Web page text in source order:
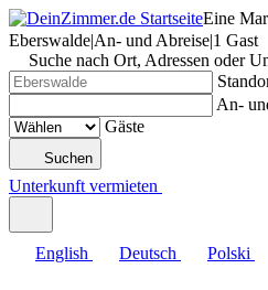
Eine
Eberswalde|An- und Abreise|1 Gast
Suche nach Ort, Adressen oder
An-
Gäste
Suchen
Unterkunft vermieten
English Deutsch Polski